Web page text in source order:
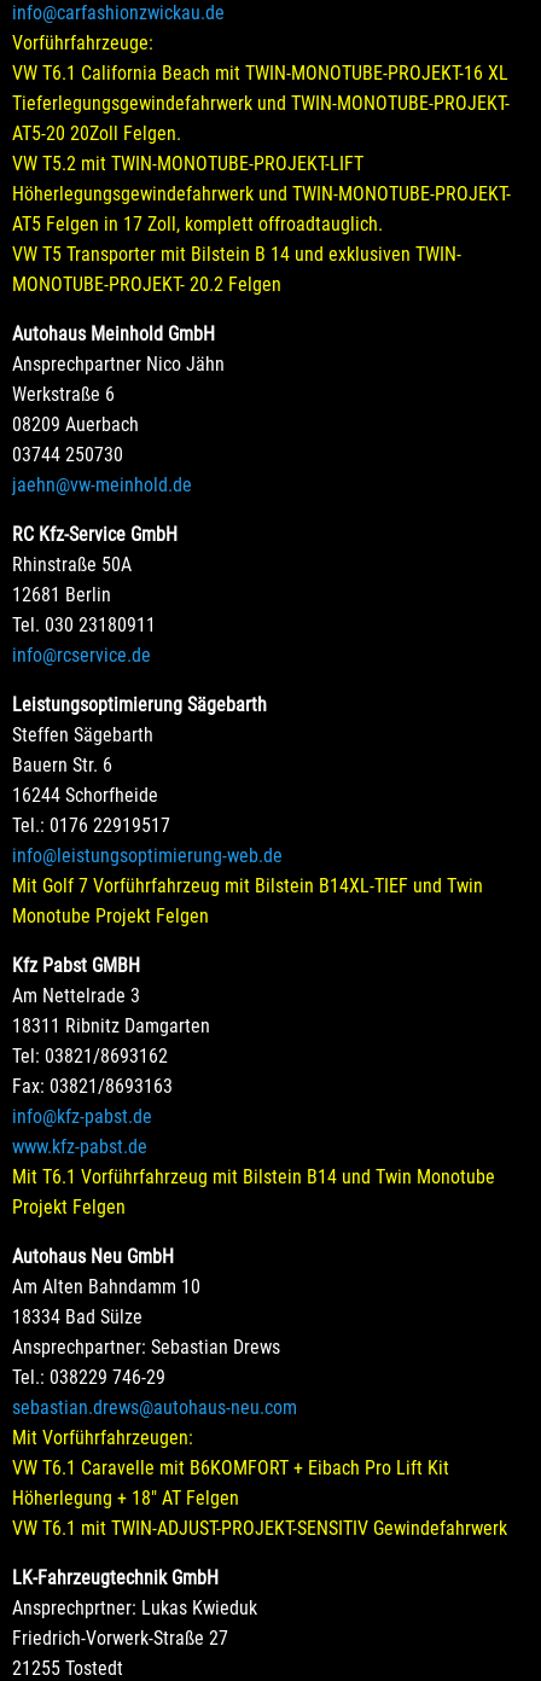
info@carfashionzwickau.de
Vorführfahrzeuge:
VW T6.1 California Beach mit TWIN-MONOTUBE-PROJEKT-16 XL
Tieferlegungsgewindefahrwerk und TWIN-MONOTUBE-PROJEKT-
AT5-20 20Zoll Felgen.
VW T5.2 mit TWIN-MONOTUBE-PROJEKT-LIFT
Höherlegungsgewindefahrwerk und TWIN-MONOTUBE-PROJEKT-
AT5 Felgen in 17 Zoll, komplett offroadtauglich.
VW T5 Transporter mit Bilstein B 14 und exklusiven TWIN-
MONOTUBE-PROJEKT- 20.2 Felgen
Autohaus Meinhold GmbH
Ansprechpartner Nico Jähn
Werkstraße 6
08209 Auerbach
03744 250730
jaehn@vw-meinhold.de
RC Kfz-Service GmbH
Rhinstraße 50A
12681 Berlin
Tel. 030 23180911
info@rcservice.de
Leistungsoptimierung Sägebarth
Steffen Sägebarth
Bauern Str. 6
16244 Schorfheide
Tel.: 0176 22919517
info@leistungsoptimierung-web.de
Mit Golf 7 Vorführfahrzeug mit Bilstein B14XL-TIEF und Twin
Monotube Projekt Felgen
Kfz Pabst GMBH
Am Nettelrade 3
18311 Ribnitz Damgarten
Tel: 03821/8693162
Fax: 03821/8693163
info@kfz-pabst.de
www.kfz-pabst.de
Mit T6.1 Vorführfahrzeug mit Bilstein B14 und Twin Monotube
Projekt Felgen
Autohaus Neu GmbH
Am Alten Bahndamm 10
18334 Bad Sülze
Ansprechpartner: Sebastian Drews
Tel.: 038229 746-29
sebastian.drews@autohaus-neu.com
Mit Vorführfahrzeugen:
VW T6.1 Caravelle mit B6KOMFORT + Eibach Pro Lift Kit
Höherlegung + 18" AT Felgen
VW T6.1 mit TWIN-ADJUST-PROJEKT-SENSITIV Gewindefahrwerk
LK-Fahrzeugtechnik GmbH
Ansprechprtner: Lukas Kwieduk
Friedrich-Vorwerk-Straße 27
21255 Tostedt